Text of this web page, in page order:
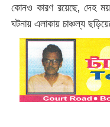
কোনও কারণ রয়েছে, দেহ
ঘটনায় এলাকায় চাঞ্চল্য